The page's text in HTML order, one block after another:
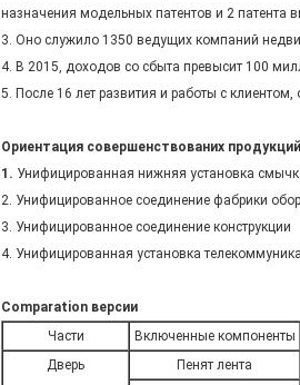
назначения модельных патентов и 2 патента
3. Оно служило 1350 ведущих компаний
4. В 2015, доходов со сбыта превысит 100
5. После 16 лет развития и работы с
Ориентация совершенствованих продукций
1. Унифицированная нижняя установка
2. Унифицированное соединение фабрики
3. Унифицированное соединение конструкции
4. Унифицированная установка
Comparation версии
Части
Включенные компоненты
Дверь
Пенят лента